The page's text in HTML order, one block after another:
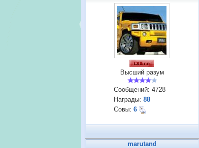
Высший разум
Сообщений: 4728
Награды: 88
Совы: 6
marutand